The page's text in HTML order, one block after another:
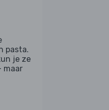
pasta.
je ze
maar